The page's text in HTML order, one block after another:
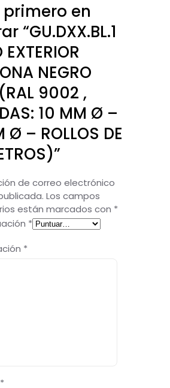
primero en
“GU.DXX.BL.1
EXTERIOR
NEGRO
9002 ,
10 MM Ø –
Ø – ROLLOS DE
de correo electrónico
Los campos
están marcados con *
*
*
*